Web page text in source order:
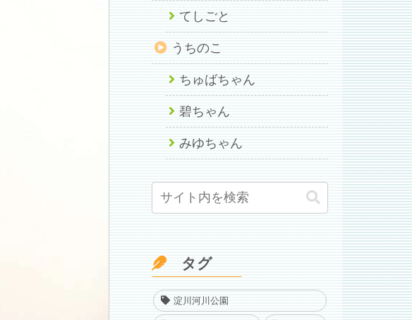
てしごと
うちのこ
ちゅばちゃん
碧ちゃん
みゆちゃん
タグ
淀川河川公園